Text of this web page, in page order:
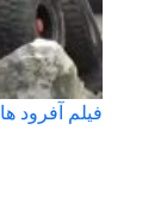
فیلم آفرود